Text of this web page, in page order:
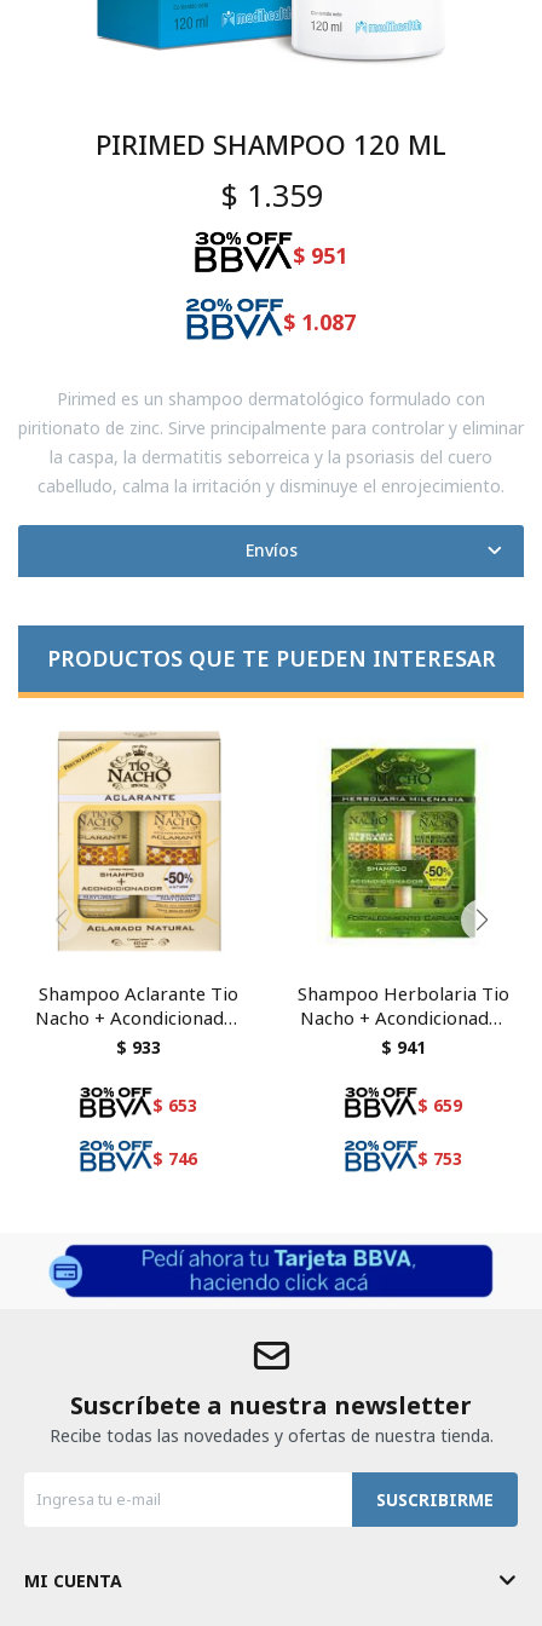
PIRIMED SHAMPOO 120 ML
$ 1.359
$ 951
$ 1.087
Pirimed es un shampoo dermatológico formulado con
piritionato de zinc. Sirve principalmente para controlar y eliminar
la caspa, la dermatitis seborreica y la psoriasis del cuero
cabelludo, calma la irritación y disminuye el enrojecimiento.
Envíos
PRODUCTOS QUE TE PUEDEN INTERESAR
Shampoo Aclarante Tio
Nacho + Acondicionador
415 ml Pack
$ 933
$ 653
$ 746
Shampoo Herbolaria Tio
Nacho + Acondicionador
415 ml
$ 941
$ 659
$ 753
Suscríbete a nuestra newsletter
Recibe todas las novedades y ofertas de nuestra tienda.
SUSCRIBIRME
MI CUENTA